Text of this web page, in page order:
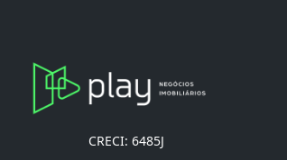
CRECI: 6485J